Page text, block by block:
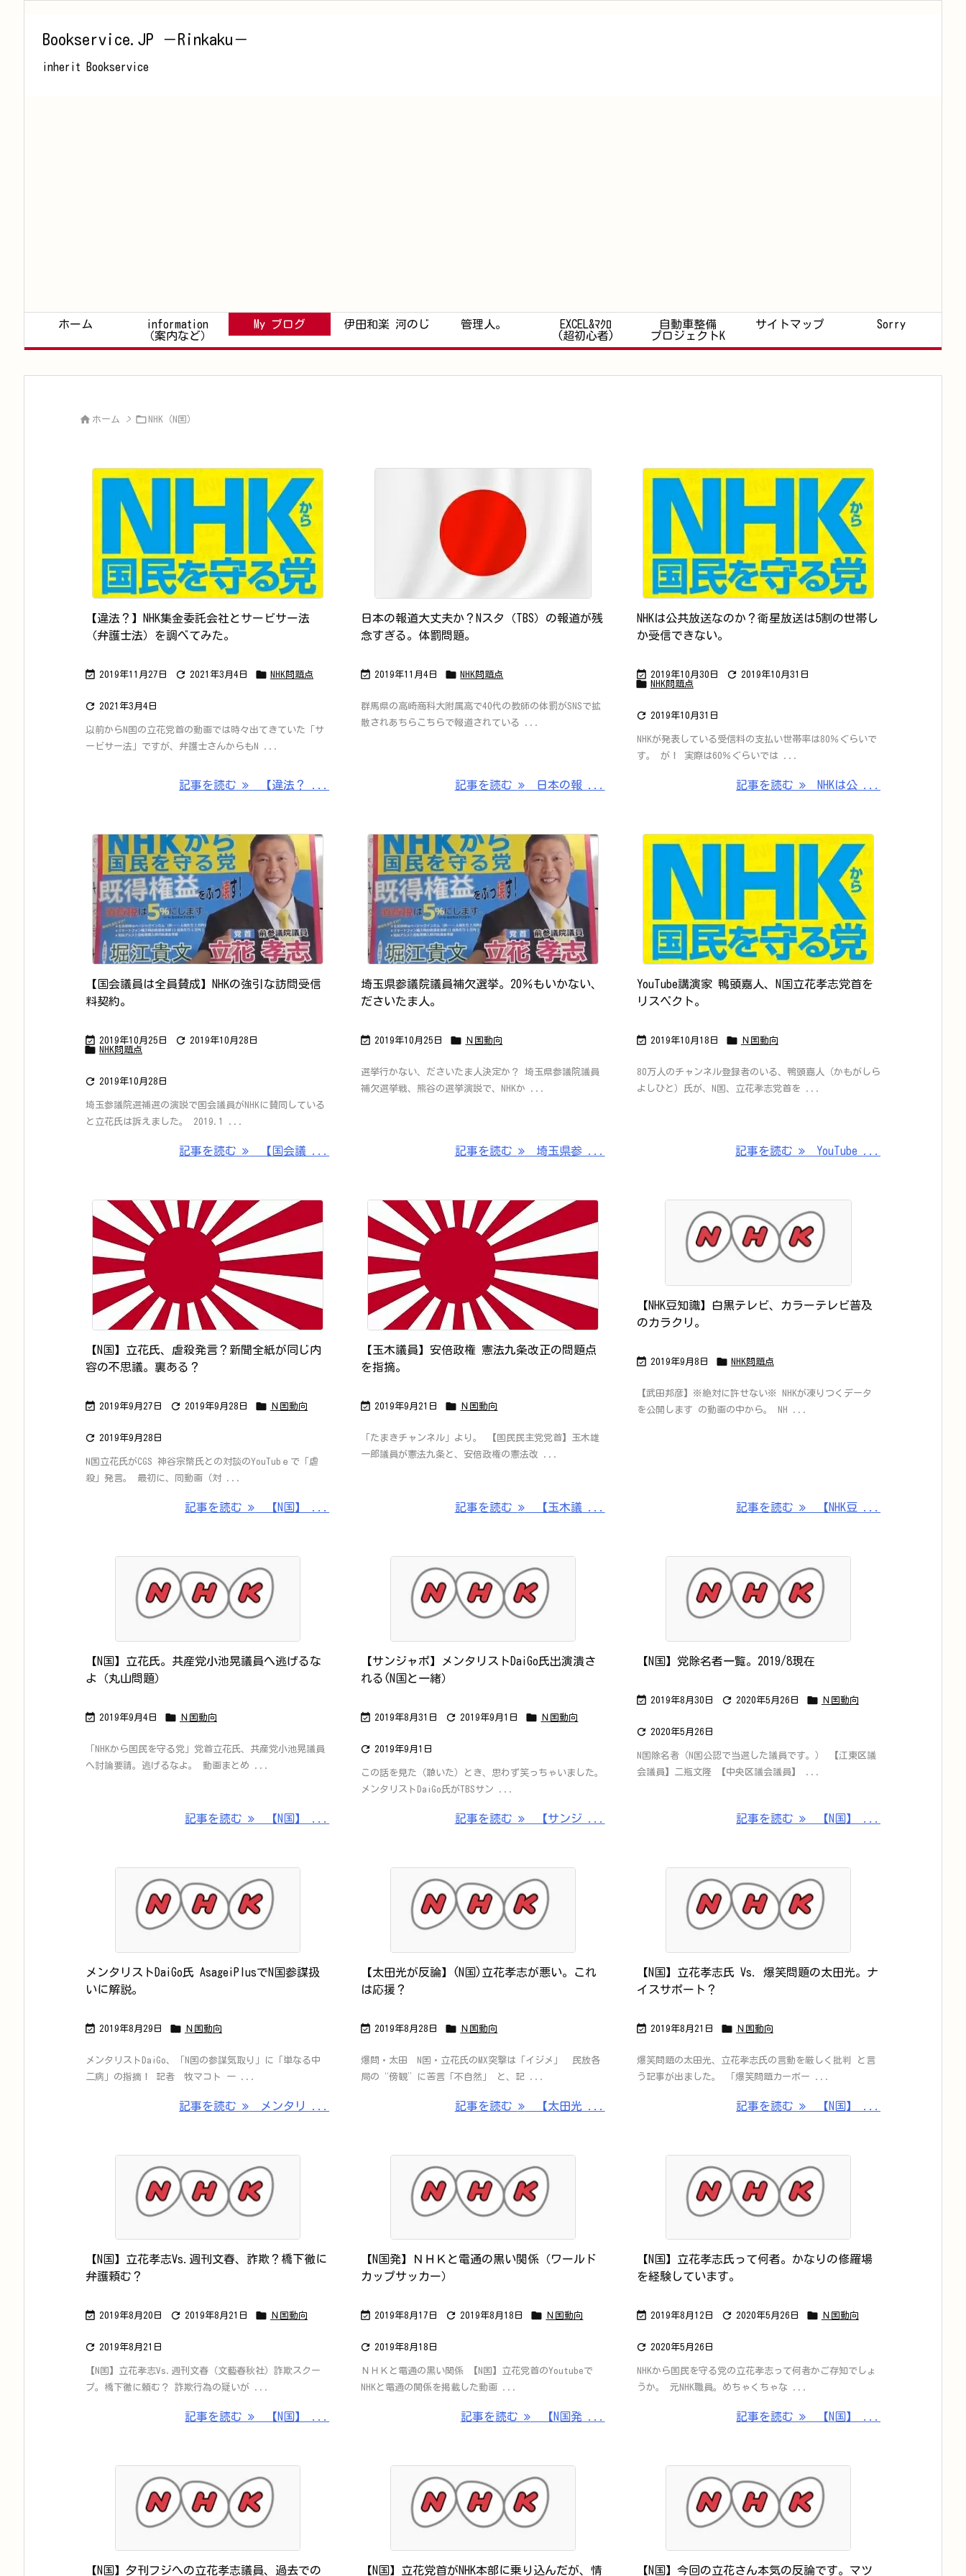
Bookservice.JP －Rinkaku－
inherit Bookservice
ホーム
information
（案内など）
My ブログ 伊田和楽 河のじ 管理人。
EXCEL&ﾏｸﾛ
(超初心者)
自動車整備
プロジェクトK
サイトマップ Sorry
 ホーム >  NHK（N国）
【違法？】NHK集金委託会社とサービサー法
（弁護士法）を調べてみた。
 2019年11月27日  2021年3月4日  NHK問題点
 2021年3月4日
以前からN国の立花党首の動画では時々出てきていた「サ
ービサー法」ですが、弁護士さんからもN ...
記事を読む 【違法？ ...
日本の報道大丈夫か？Nスタ（TBS）の報道が残
念すぎる。体罰問題。
 2019年11月4日  NHK問題点
群馬県の高崎商科大附属高で40代の教師の体罰がSNSで拡
散されあちらこちらで報道されている ...
記事を読む 日本の報 ...
NHKは公共放送なのか？衛星放送は5割の世帯し
か受信できない。
 2019年10月30日  2019年10月31日
 NHK問題点
 2019年10月31日
NHKが発表している受信料の支払い世帯率は80％ぐらいで
す。 が！ 実際は60％ぐらいでは ...
記事を読む NHKは公 ...
【国会議員は全員賛成】NHKの強引な訪問受信
料契約。
 2019年10月25日  2019年10月28日
 NHK問題点
 2019年10月28日
埼玉参議院選補選の演説で国会議員がNHKに賛同している
と立花氏は訴えました。 2019.1 ...
記事を読む 【国会議 ...
埼玉県参議院議員補欠選挙。20％もいかない、
ださいたま人。
 2019年10月25日  Ｎ国動向
選挙行かない、ださいたま人決定か？ 埼玉県参議院議員
補欠選挙戦、熊谷の選挙演説で、NHKか ...
記事を読む 埼玉県参 ...
YouTube講演家 鴨頭嘉人、N国立花孝志党首を
リスペクト。
 2019年10月18日  Ｎ国動向
80万人のチャンネル登録者のいる、鴨頭嘉人（かもがしら
よしひと）氏が、N国、立花孝志党首を ...
記事を読む YouTube ...
【N国】立花氏、虐殺発言？新聞全紙が同じ内
容の不思議。裏ある？
 2019年9月27日  2019年9月28日  Ｎ国動向
 2019年9月28日
N国立花氏がCGS 神谷宗幣氏との対談のYouTubｅで「虐
殺」発言。 最初に、同動画（対 ...
記事を読む 【N国】 ...
【玉木議員】安倍政権 憲法九条改正の問題点
を指摘。
 2019年9月21日  Ｎ国動向
「たまきチャンネル」より。 【国民民主党党首】玉木雄
一郎議員が憲法九条と、安倍政権の憲法改 ...
記事を読む 【玉木議 ...
【NHK豆知識】白黒テレビ、カラーテレビ普及
のカラクリ。
 2019年9月8日  NHK問題点
【武田邦彦】※絶対に許せない※ NHKが凍りつくデータ
を公開します の動画の中から。 NH ...
記事を読む 【NHK豆 ...
【N国】立花氏。共産党小池晃議員へ逃げるな
よ（丸山問題）
 2019年9月4日  Ｎ国動向
「NHKから国民を守る党」党首立花氏、共産党小池晃議員
へ討論要請。逃げるなよ。 動画まとめ ...
記事を読む 【N国】 ...
【サンジャポ】メンタリストDaiGo氏出演潰さ
れる(N国と一緒）
 2019年8月31日  2019年9月1日  Ｎ国動向
 2019年9月1日
この話を見た（聴いた）とき、思わず笑っちゃいました。
メンタリストDaiGo氏がTBSサン ...
記事を読む 【サンジ ...
【N国】党除名者一覧。2019/8現在
 2019年8月30日  2020年5月26日  Ｎ国動向
 2020年5月26日
N国除名者（N国公認で当選した議員です。） 【江東区議
会議員】二瓶文隆 【中央区議会議員】 ...
記事を読む 【N国】 ...
メンタリストDaiGo氏 AsageiPlusでN国参謀扱
いに解説。
 2019年8月29日  Ｎ国動向
メンタリストDaiGo、「N国の参謀気取り」に「単なる中
二病」の指摘！ 記者 牧マコト 一 ...
記事を読む メンタリ ...
【太田光が反論】(N国)立花孝志が悪い。これ
は応援？
 2019年8月28日  Ｎ国動向
爆問・太田 N国・立花氏のMX突撃は「イジメ」 民放各
局の“傍観”に苦言「不自然」 と、記 ...
記事を読む 【太田光 ...
【N国】立花孝志氏 Vs. 爆笑問題の太田光。ナ
イスサポート？
 2019年8月21日  Ｎ国動向
爆笑問題の太田光、立花孝志氏の言動を厳しく批判 と言
う記事が出ました。 「爆笑問題カーボー ...
記事を読む 【N国】 ...
【N国】立花孝志Vs.週刊文春、詐欺？橋下徹に
弁護頼む？
 2019年8月20日  2019年8月21日  Ｎ国動向
 2019年8月21日
【N国】立花孝志Vs.週刊文春（文藝春秋社）詐欺スクー
プ。橋下徹に頼む？ 詐欺行為の疑いが ...
記事を読む 【N国】 ...
【N国発】ＮＨＫと電通の黒い関係（ワールド
カップサッカー）
 2019年8月17日  2019年8月18日  Ｎ国動向
 2019年8月18日
ＮＨＫと電通の黒い関係 【N国】立花党首のYoutubeで
NHKと電通の関係を掲載した動画 ...
記事を読む 【N国発 ...
【N国】立花孝志氏って何者。かなりの修羅場
を経験しています。
 2019年8月12日  2020年5月26日  Ｎ国動向
 2020年5月26日
NHKから国民を守る党の立花孝志って何者かご存知でしょ
うか。 元NHK職員。めちゃくちゃな ...
記事を読む 【N国】 ...
【N国】夕刊フジへの立花孝志議員、過去での 【N国】立花党首がNHK本部に乗り込んだが、情 【N国】今回の立花さん本気の反論です。マツ